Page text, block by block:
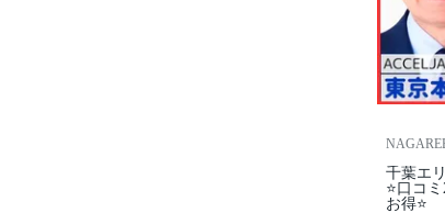
千葉エ
⭐️口コ
お得⭐